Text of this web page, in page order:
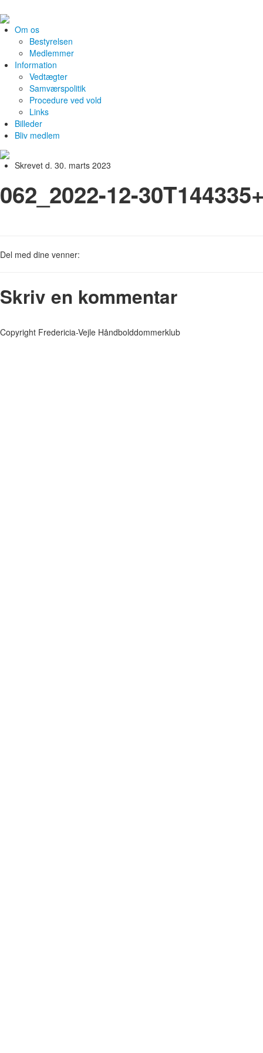
Om os
Bestyrelsen
Medlemmer
Information
Vedtægter
Samværspolitik
Procedure ved vold
Links
Billeder
Bliv medlem
Skrevet d. 30. marts 2023
062_2022-12-
Del med dine venner:
Skriv en kommentar
Copyright Fredericia-Vejle Håndbolddommerklub